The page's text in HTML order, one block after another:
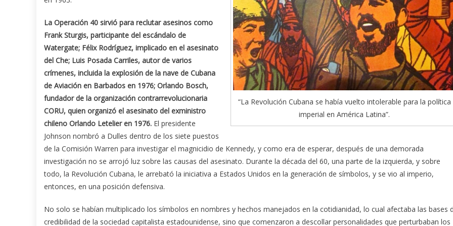
“La Revolución Cubana se había vuelto intolerable para la política
imperial en América Latina”.
La Operación 40 sirvió para reclutar asesinos como
Frank Sturgis, participante del escándalo de
Watergate; Félix Rodríguez, implicado en el asesinato
del Che; Luis Posada Carriles, autor de varios
crímenes, incluida la explosión de la nave de Cubana
de Aviación en Barbados en 1976; Orlando Bosch,
fundador de la organización contrarrevolucionaria
CORU, quien organizó el asesinato del exministro
chileno Orlando Letelier en 1976. El presidente
Johnson nombró a Dulles dentro de los siete puestos
de la Comisión Warren para investigar el magnicidio de Kennedy, y como era de esperar, después de una demorada
investigación no se arrojó luz sobre las causas del asesinato. Durante la década del 60, una parte de la izquierda, y sobre
todo, la Revolución Cubana, le arrebató la iniciativa a Estados Unidos en la generación de símbolos, y se vio al imperio,
entonces, en una posición defensiva.
No solo se habían multiplicado los símbolos en nombres y hechos manejados en la cotidianidad, lo cual afectaba las bases
credibilidad de la sociedad capitalista estadounidense, sino que comenzaron a descollar personalidades que perturbaban los